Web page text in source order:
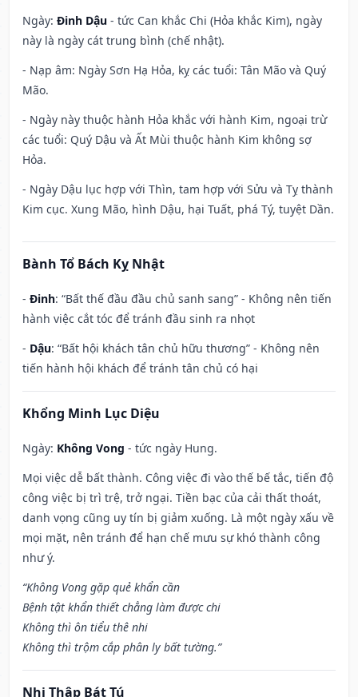
Ngày: Đinh Dậu - tức Can khắc Chi (Hỏa khắc Kim), ngày
này là ngày cát trung bình (chế nhật).
- Nạp âm: Ngày Sơn Hạ Hỏa, kỵ các tuổi: Tân Mão và Quý
Mão.
- Ngày này thuộc hành Hỏa khắc với hành Kim, ngoại trừ
các tuổi: Quý Dậu và Ất Mùi thuộc hành Kim không sợ
Hỏa.
- Ngày Dậu lục hợp với Thìn, tam hợp với Sửu và Tỵ thành
Kim cục. Xung Mão, hình Dậu, hại Tuất, phá Tý, tuyệt Dần.
Bành Tổ Bách Kỵ Nhật
- Đinh: “Bất thế đầu đầu chủ sanh sang” - Không nên tiến
hành việc cắt tóc để tránh đầu sinh ra nhọt
- Dậu: “Bất hội khách tân chủ hữu thương” - Không nên
tiến hành hội khách để tránh tân chủ có hại
Khổng Minh Lục Diệu
Ngày: Không Vong - tức ngày Hung.
Mọi việc dễ bất thành. Công việc đi vào thế bế tắc, tiến độ
công việc bị trì trệ, trở ngại. Tiền bạc của cải thất thoát,
danh vọng cũng uy tín bị giảm xuống. Là một ngày xấu về
mọi mặt, nên tránh để hạn chế mưu sự khó thành công
như ý.
“Không Vong gặp quẻ khẩn cần
Bệnh tật khẩn thiết chẳng làm được chi
Không thì ôn tiểu thê nhi
Không thì trộm cắp phân ly bất tường.”
Nhị Thập Bát Tú